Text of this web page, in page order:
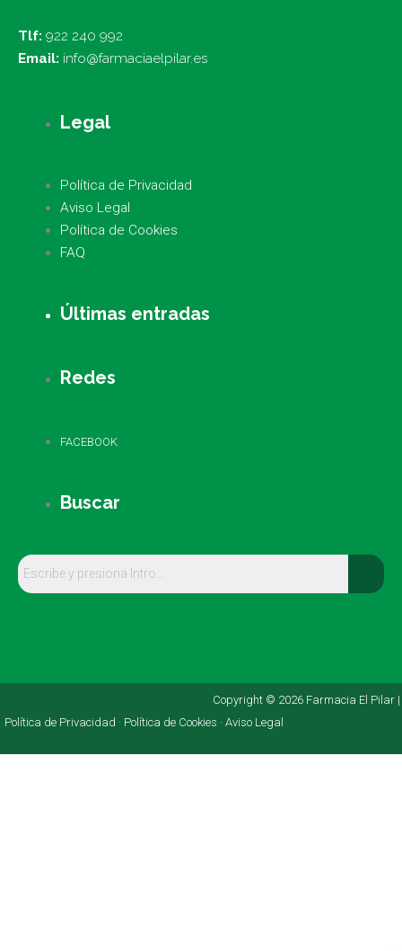
Tlf: 922 240 992
Email: info@farmaciaelpilar.es
Legal
Política de Privacidad
Aviso Legal
Política de Cookies
FAQ
Últimas entradas
Redes
FACEBOOK
Buscar
Copyright © 2026 Farmacia El Pilar |
Política de Privacidad · Política de Cookies · Aviso Legal